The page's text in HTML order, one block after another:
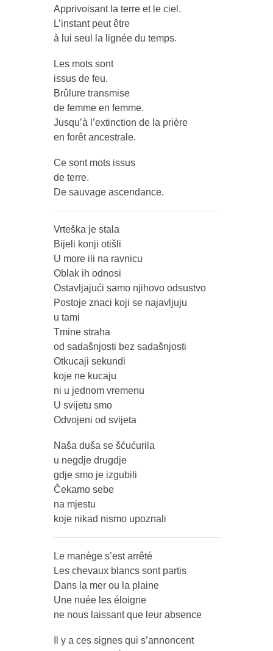
Apprivoisant la terre et le ciel.
L’instant peut être
à lui seul la lignée du temps.
Les mots sont
issus de feu.
Brûlure transmise
de femme en femme.
Jusqu’à l’extinction de la prière
en forêt ancestrale.
Ce sont mots issus
de terre.
De sauvage ascendance.
Vrteška je stala
Bijeli konji otišli
U more ili na ravnicu
Oblak ih odnosi
Ostavljajući samo njihovo odsustvo
Postoje znaci koji se najavljuju
u tami
Tmine straha
od sadašnjosti bez sadašnjosti
Otkucaji sekundi
koje ne kucaju
ni u jednom vremenu
U svijetu smo
Odvojeni od svijeta
Naša duša se šćućurila
u negdje drugdje
gdje smo je izgubili
Čekamo sebe
na mjestu
koje nikad nismo upoznali
Le manège s’est arrêté
Les chevaux blancs sont partis
Dans la mer ou la plaine
Une nuée les éloigne
ne nous laissant que leur absence
Il y a ces signes qui s’annoncent